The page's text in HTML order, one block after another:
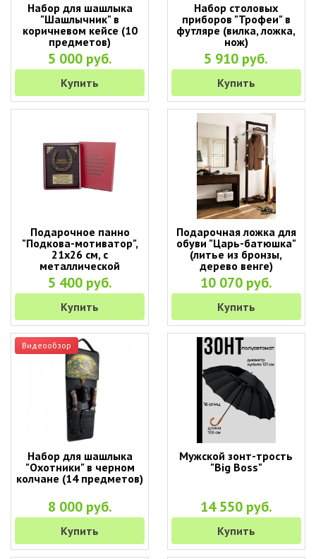
Набор для шашлыка
"Шашлычник" в
коричневом кейсе (10
предметов)
5 000 руб.
Купить
Набор столовых
приборов "Трофеи" в
футляре (вилка, ложка,
нож)
5 910 руб.
Купить
Подарочное панно
"Подкова-мотиватор",
21x26 см, с
металлической
подковой
5 400 руб.
Купить
Подарочная ложка для
обуви "Царь-батюшка"
(литье из бронзы,
дерево венге)
10 070 руб.
Купить
Видеообзор
Набор для шашлыка
"Охотники" в черном
колчане (14 предметов)
8 000 руб.
Купить
Мужской зонт-трость
"Big Boss"
14 550 руб.
Купить